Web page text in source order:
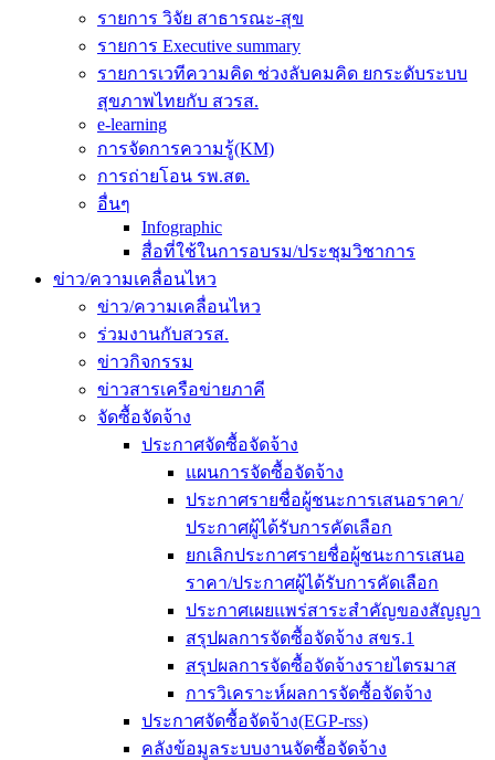
รายการ วิจัย สาธารณะ-สุข
รายการ Executive summary
รายการเวทีความคิด ช่วงลับคมคิด ยกระดับระบบ
สุขภาพไทยกับ สวรส.
e-learning
การจัดการความรู้(KM)
การถ่ายโอน รพ.สต.
อื่นๆ
Infographic
สื่อที่ใช้ในการอบรม/ประชุมวิชาการ
ข่าว/ความเคลื่อนไหว
ข่าว/ความเคลื่อนไหว
ร่วมงานกับสวรส.
ข่าวกิจกรรม
ข่าวสารเครือข่ายภาคี
จัดซื้อจัดจ้าง
ประกาศจัดซื้อจัดจ้าง
แผนการจัดซื้อจัดจ้าง
ประกาศรายชื่อผู้ชนะการเสนอราคา/
ประกาศผู้ได้รับการคัดเลือก
ยกเลิกประกาศรายชื่อผู้ชนะการเสนอ
ราคา/ประกาศผู้ได้รับการคัดเลือก
ประกาศเผยแพร่สาระสำคัญของสัญญา
สรุปผลการจัดซื้อจัดจ้าง สขร.1
สรุปผลการจัดซื้อจัดจ้างรายไตรมาส
การวิเคราะห์ผลการจัดซื้อจัดจ้าง
ประกาศจัดซื้อจัดจ้าง(EGP-rss)
คลังข้อมูลระบบงานจัดซื้อจัดจ้าง